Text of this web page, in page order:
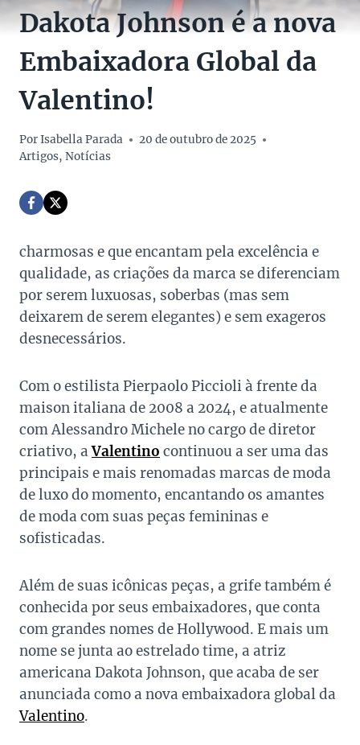
Dakota Johnson é a nova
Embaixadora Global da
Valentino!
PorIsabella Parada
20 de outubro de 2025
Artigos, Notícias
charmosas e que encantam pela excelência e
qualidade, as criações da marca se diferenciam
por serem luxuosas, soberbas (mas sem
deixarem de serem elegantes) e sem exageros
desnecessários.
Com o estilista Pierpaolo Piccioli à frente da
maison italiana de 2008 a 2024, e atualmente
com Alessandro Michele no cargo de diretor
criativo, aValentino continuou a ser uma das
principais e mais renomadas marcas de moda
de luxo do momento, encantando os amantes
de moda com suas peças femininas e
sofisticadas.
Além de suas icônicas peças, a grife também é
conhecida por seus embaixadores, que conta
com grandes nomes de Hollywood. E mais um
nome se junta ao estrelado time, a atriz
americana Dakota Johnson, que acaba de ser
anunciada como a nova embaixadora global da
Valentino.